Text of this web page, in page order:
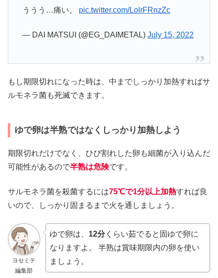
ううう…痛い。 pic.twitter.com/LolrFRnzZc
— DAI MATSUI (@EG_DAIMETAL) July 15, 2022
もし期限切れになった時は、中までしっかり加熱すればサ
ルモネラ菌も死滅できます。
ゆで卵は半熟ではなくしっかり加熱しよう
期限切れだけでなく、ひび割れした卵も細菌が入り込んだ
可能性があるので半熟は危険です。
サルモネラ菌を殺菌するには75℃で1分以上加熱すれば良
いので、しっかり固まるまで火を通しましょう。
ヨセミテ
編集部
ゆで卵は、 12分くらい茹でると固ゆで卵に
なりますよ。 半熟は賞味期限内の卵を使い
ましょう。